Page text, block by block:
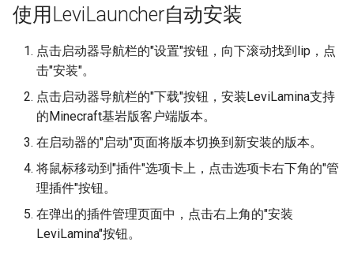
协程指南
构建指南
错误处理
表单 UI
日志系统
内存与钩子
使用LeviLauncher自动安装
点击启动器导航栏的"设置"按钮，向下滚动找到lip，点
击"安装"。
点击启动器导航栏的"下载"按钮，安装LeviLamina支持
的Minecraft基岩版客户端版本。
在启动器的"启动"页面将版本切换到新安装的版本。
将鼠标移动到"插件"选项卡上，点击选项卡右下角的"管
理插件"按钮。
在弹出的插件管理页面中，点击右上角的"安装
LeviLamina"按钮。